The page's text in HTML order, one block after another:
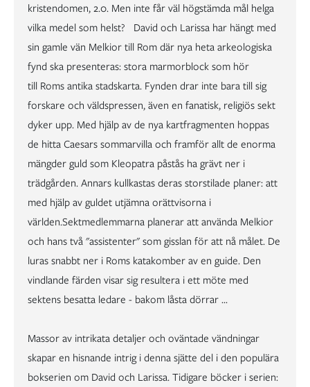
kristendomen, 2.0. Men inte får väl högstämda mål helga
vilka medel som helst? David och Larissa har hängt med
sin gamle vän Melkior till Rom där nya heta arkeologiska
fynd ska presenteras: stora marmorblock som hör
till Roms antika stadskarta. Fynden drar inte bara till sig
forskare och väldspressen, även en fanatisk, religiös sekt
dyker upp. Med hjälp av de nya kartfragmenten hoppas
de hitta Caesars sommarvilla och framför allt de enorma
mängder guld som Kleopatra påstås ha grävt ner i
trädgården. Annars kullkastas deras storstilade planer: att
med hjälp av guldet utjämna orättvisorna i
världen.Sektmedlemmarna planerar att använda Melkior
och hans två "assistenter" som gisslan för att nå målet. De
luras snabbt ner i Roms katakomber av en guide. Den
vindlande färden visar sig resultera i ett möte med
sektens besatta ledare - bakom låsta dörrar ...
Massor av intrikata detaljer och oväntade vändningar
skapar en hisnande intrig i denna sjätte del i den populära
bokserien om David och Larissa. Tidigare böcker i serien: